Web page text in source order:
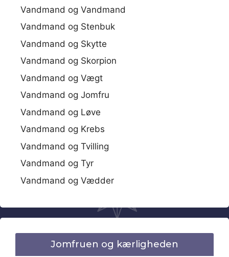
Vandmand og Vandmand
Vandmand og Stenbuk
Vandmand og Skytte
Vandmand og Skorpion
Vandmand og Vægt
Vandmand og Jomfru
Vandmand og Løve
Vandmand og Krebs
Vandmand og Tvilling
Vandmand og Tyr
Vandmand og Vædder
Jomfruen og kærligheden